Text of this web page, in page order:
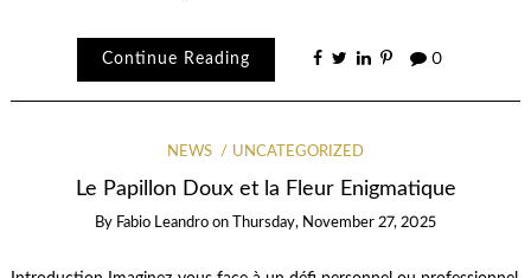
Continue Reading 0
NEWS UNCATEGORIZED
Le Papillon Doux et la Fleur Enigmatique
By Fabio Leandro on Thursday, November 27, 2025